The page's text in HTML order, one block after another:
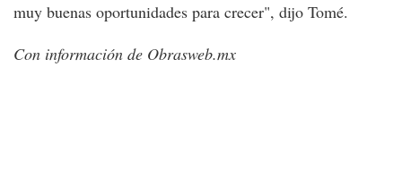
muy buenas oportunidades para crecer", dijo Tomé.
Con información de Obrasweb.mx